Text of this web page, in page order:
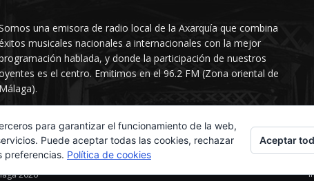
una emisora de radio local de la Axarquía que combina
musicales nacionales a internacionales con la mejor
hablada, y donde la participación de nuestros
es el centro. Emitimos en el 96.2 FM (Zona oriental de
Málaga).
2026
para garantizar el funcionamiento de la web,
Puede aceptar todas las cookies, rechazar
preferencias. Política de cookies
Aceptar